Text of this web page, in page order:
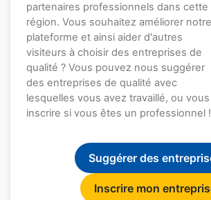
partenaires professionnels dans cette
région. Vous souhaitez améliorer notre
plateforme et ainsi aider d'autres
visiteurs à choisir des entreprises de
qualité ? Vous pouvez nous suggérer
des entreprises de qualité avec
lesquelles vous avez travaillé, ou vous
inscrire si vous êtes un professionnel !
Suggérer des
Inscrire mon